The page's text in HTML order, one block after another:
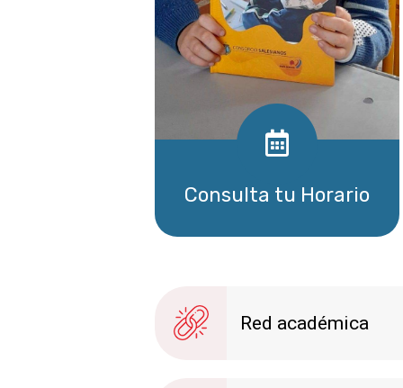
Consulta tu Horario
Red académica